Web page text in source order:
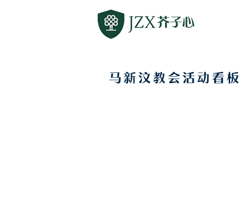
马新汶教会活动看板